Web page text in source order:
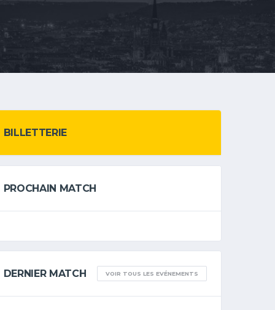
BILLETTERIE
PROCHAIN MATCH
DERNIER MATCH VOIR TOUS LES EVÉNEMENTS